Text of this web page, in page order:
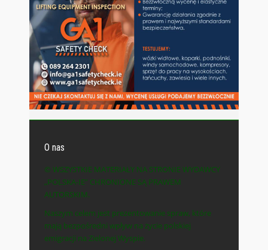
O nas
© WSZYSTKIE MATERIAŁY NA STRONIE WYDAWCY
„POLSKA-IE” CHRONIONE SĄ PRAWEM
AUTORSKIM.
Naszym celem jest prezentowanie spraw, które
mają bezpośredni wpływ na życie polskiej
emigracji na Zielonej Wyspie.